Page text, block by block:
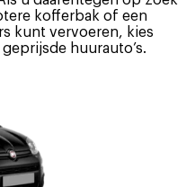
kofferbak of een
kunt vervoeren, kies
huurauto’s.